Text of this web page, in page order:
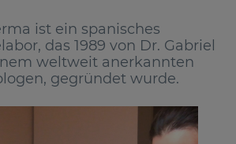
ist ein spanisches
das 1989 von Dr. Gabriel
weltweit anerkannten
gegründet wurde.